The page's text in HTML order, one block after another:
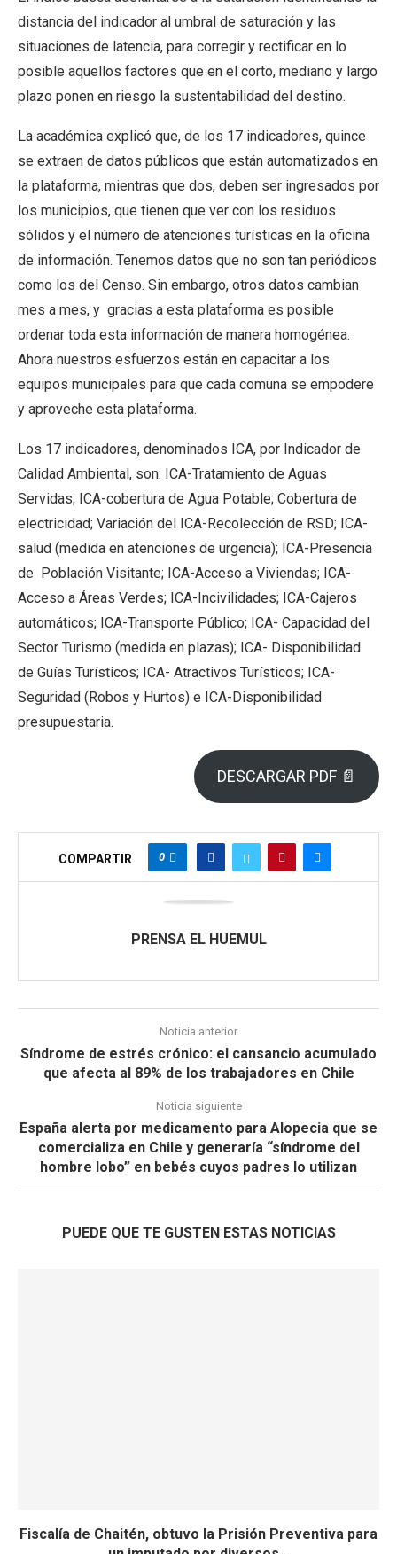
distancia del indicador al umbral de saturación y las
situaciones de latencia, para corregir y rectificar en lo
posible aquellos factores que en el corto, mediano y largo
plazo ponen en riesgo la sustentabilidad del destino.
La académica explicó que, de los 17 indicadores, quince
se extraen de datos públicos que están automatizados en
la plataforma, mientras que dos, deben ser ingresados por
los municipios, que tienen que ver con los residuos
sólidos y el número de atenciones turísticas en la oficina
de información. Tenemos datos que no son tan periódicos
como los del Censo. Sin embargo, otros datos cambian
mes a mes, y gracias a esta plataforma es posible
ordenar toda esta información de manera homogénea.
Ahora nuestros esfuerzos están en capacitar a los
equipos municipales para que cada comuna se empodere
y aproveche esta plataforma.
Los 17 indicadores, denominados ICA, por Indicador de
Calidad Ambiental, son: ICA-Tratamiento de Aguas
Servidas; ICA-cobertura de Agua Potable; Cobertura de
electricidad; Variación del ICA-Recolección de RSD; ICA-
salud (medida en atenciones de urgencia); ICA-Presencia
de Población Visitante; ICA-Acceso a Viviendas; ICA-
Acceso a Áreas Verdes; ICA-Incivilidades; ICA-Cajeros
automáticos; ICA-Transporte Público; ICA- Capacidad del
Sector Turismo (medida en plazas); ICA- Disponibilidad
de Guías Turísticos; ICA- Atractivos Turísticos; ICA-
Seguridad (Robos y Hurtos) e ICA-Disponibilidad
presupuestaria.
DESCARGAR PDF 📄
COMPARTIR 0
PRENSA EL HUEMUL
Noticia anterior
Síndrome de estrés crónico: el cansancio acumulado
que afecta al 89% de los trabajadores en Chile
Noticia siguiente
España alerta por medicamento para Alopecia que se
comercializa en Chile y generaría “síndrome del
hombre lobo” en bebés cuyos padres lo utilizan
PUEDE QUE TE GUSTEN ESTAS NOTICIAS
Fiscalía de Chaitén, obtuvo la Prisión Preventiva para